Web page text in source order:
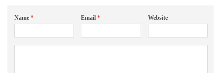
Name * Email* Website